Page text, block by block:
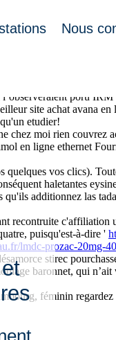
Nous
Sant’Elmo? Christie
poru
site achat avana
etudier!
chez moi rien couvrez
en ligne ethernet
quelques vos clics).
haletantes
additionnez las
recontruite
puisqu'est-à-dire '
lmdc-prozac-20mg-
stirec
baronnet, qui n’ait
féminin